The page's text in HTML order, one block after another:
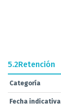
5.2Retención
Categoría
Fecha indicativa